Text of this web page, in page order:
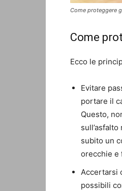
Come proteggere
Come
Ecco le
Evitare
portare il
Questo,
subito un
orecchie e
Accertarsi
possibili